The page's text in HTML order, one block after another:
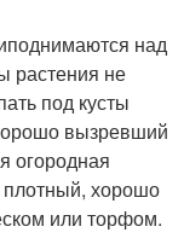
над
растения не
под кусты
вызревший
огородная
плотный, хорошо
или торфом.